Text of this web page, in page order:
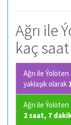
Ağrı ile
kaç
Ağrı ile
yaklaşık olarak
Ağrı ile
2 saat, 7